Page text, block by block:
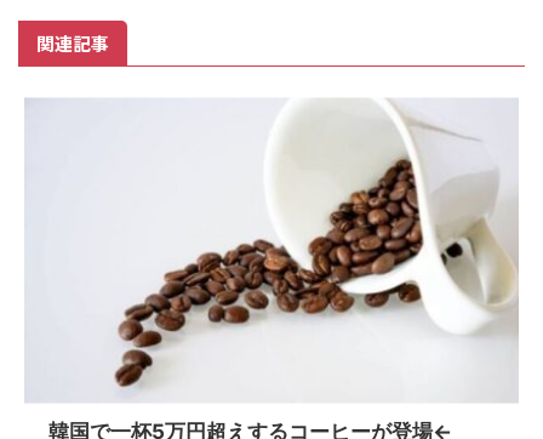
関連記事
韓国で一杯5万円超えするコーヒーが登場←